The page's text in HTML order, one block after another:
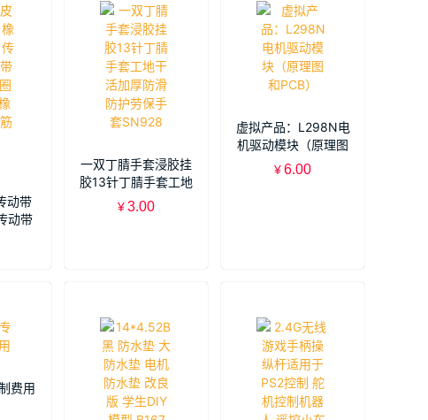
动带
动带
圈彩
一双丁腈手套浸胶挂
胶13针丁腈手套工地
干活加厚防滑防护劳
¥3.00
虚拟产品：L298N电
机驱动模块（原理图
和PCB）
¥6.00
费用